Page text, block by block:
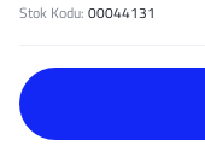
Stok Kodu: 00044131